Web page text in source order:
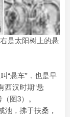
是太阳树上的悬
“悬车”，也是早
西汉时期“悬
图3）。
池，拂于扶桑，